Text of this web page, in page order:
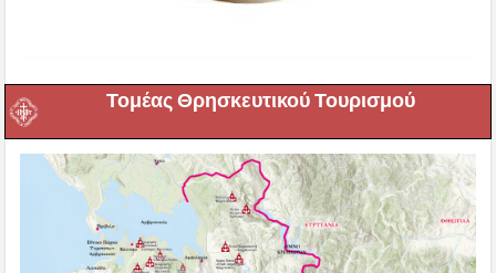
Τομέας Θρησκευτικού Τουρισμού